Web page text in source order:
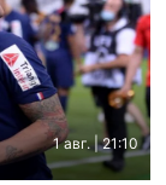
1 авг. | 21:10